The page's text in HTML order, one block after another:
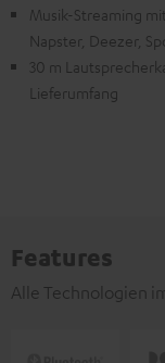
Musik-Streaming
Napster, Deezer,
30 m
Lieferumfang
Features
Alle Technologien